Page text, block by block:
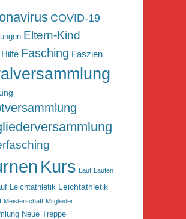
COVID-19
Eltern-Kind
Fasching Faszien
Kurs Lauf Laufen
Leichtathletik Leichtathletik
Meisterschaft Mitglieder
Neue Treppe